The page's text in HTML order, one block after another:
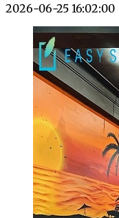
2026-06-25 16:02:00